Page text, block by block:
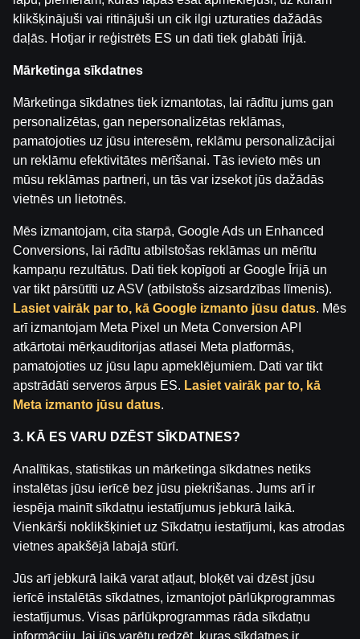
Аtpakaļ
Lietošanas noteikumi
Palīdzības dienests
Spēlē atbildīgi
Affiliates Par mums
Karjera
Medijiem
Sīkdatņu iestatījumi
Uzmanību! Azartspēles var izraisīt atkarību!
Spēlēt atļauts tikai no 18 gadu vecuma. Lūdzam
spēlēt atbildīgi.
LV-1010 Rīga.
Licences numurs: A-67, TI-04.
Licencētājs:Izložu un Azartspēļu Uzraudzības
Inspekcija (IAUI).
klikšķinājuši vai ritinājuši un cik ilgi uzturaties dažādās
daļās. Hotjar ir reģistrēts ES un dati tiek glabāti Īrijā.
Mārketinga sīkdatnes
Mārketinga sīkdatnes tiek izmantotas, lai rādītu jums gan
personalizētas, gan nepersonalizētas reklāmas,
pamatojoties uz jūsu interesēm, reklāmu personalizācijai
un reklāmu efektivitātes mērīšanai. Tās ievieto mēs un
mūsu reklāmas partneri, un tās var izsekot jūs dažādās
vietnēs un lietotnēs.
Mēs izmantojam, cita starpā, Google Ads un Enhanced
Conversions, lai rādītu atbilstošas reklāmas un mērītu
kampaņu rezultātus. Dati tiek kopīgoti ar Google Īrijā un
var tikt pārsūtīti uz ASV (atbilstošs aizsardzības līmenis).
Lasiet vairāk par to, kā Google izmanto jūsu datus. Mēs
arī izmantojam Meta Pixel un Meta Conversion API
atkārtotai mērķauditorijas atlasei Meta platformās,
pamatojoties uz jūsu lapu apmeklējumiem. Dati var tikt
apstrādāti serveros ārpus ES. Lasiet vairāk par to, kā
Meta izmanto jūsu datus.
3. KĀ ES VARU DZĒST SĪKDATNES?
Analītikas, statistikas un mārketinga sīkdatnes netiks
instalētas jūsu ierīcē bez jūsu piekrišanas. Jums arī ir
iespēja mainīt sīkdatņu iestatījumus jebkurā laikā.
Vienkārši noklikšķiniet uz Sīkdatņu iestatījumi, kas atrodas
vietnes apakšējā labajā stūrī.
Jūs arī jebkurā laikā varat atļaut, bloķēt vai dzēst jūsu
ierīcē instalētās sīkdatnes, izmantojot pārlūkprogrammas
iestatījumus. Visas pārlūkprogrammas rāda sīkdatņu
informāciju, lai jūs varētu redzēt, kuras sīkdatnes ir